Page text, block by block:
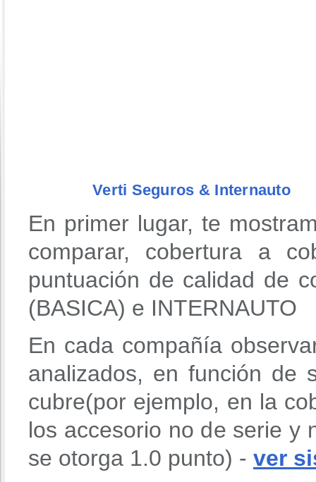
Verti Seguros & Internauto
En primer lugar, te
comparar, cobertura a
puntuación de calidad de
(BASICA) e INTERNAUTO
En cada compañía
analizados, en función de
cubre(por ejemplo, en la
los accesorio no de serie y
se otorga 1.0 punto) - ver